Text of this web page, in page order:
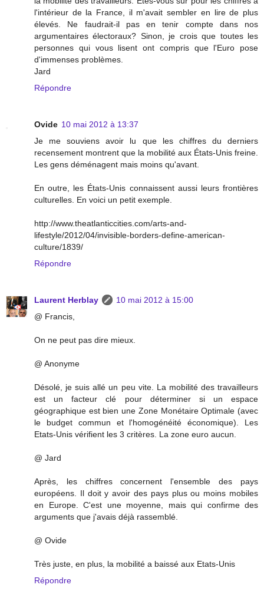
l'intérieur de la France, il m'avait sembler en lire de plus
élevés. Ne faudrait-il pas en tenir compte dans nos
argumentaires électoraux? Sinon, je crois que toutes les
personnes qui vous lisent ont compris que l'Euro pose
d'immenses problèmes.
Jard
Répondre
Ovide 10 mai 2012 à 13:37
Je me souviens avoir lu que les chiffres du derniers
recensement montrent que la mobilité aux États-Unis freine.
Les gens déménagent mais moins qu'avant.
En outre, les États-Unis connaissent aussi leurs frontières
culturelles. En voici un petit exemple.
http://www.theatlanticcities.com/arts-and-
lifestyle/2012/04/invisible-borders-define-american-
culture/1839/
Répondre
Laurent Herblay
10 mai 2012 à 15:00
@ Francis,
On ne peut pas dire mieux.
@ Anonyme
Désolé, je suis allé un peu vite. La mobilité des travailleurs
est un facteur clé pour déterminer si un espace
géographique est bien une Zone Monétaire Optimale (avec
le budget commun et l'homogénéité économique). Les
Etats-Unis vérifient les 3 critères. La zone euro aucun.
@ Jard
Après, les chiffres concernent l'ensemble des pays
européens. Il doit y avoir des pays plus ou moins mobiles
en Europe. C'est une moyenne, mais qui confirme des
arguments que j'avais déjà rassemblé.
@ Ovide
Très juste, en plus, la mobilité a baissé aux Etats-Unis
Répondre